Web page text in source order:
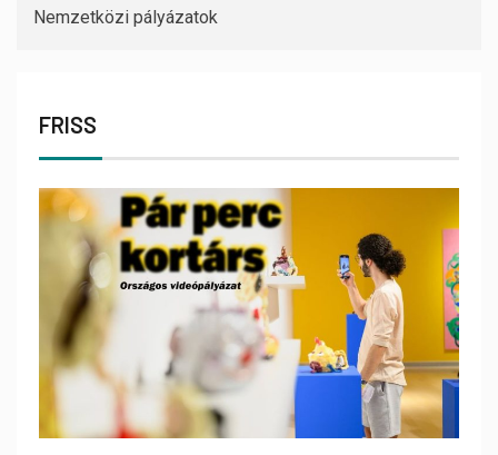
Nemzetközi pályázatok
FRISS